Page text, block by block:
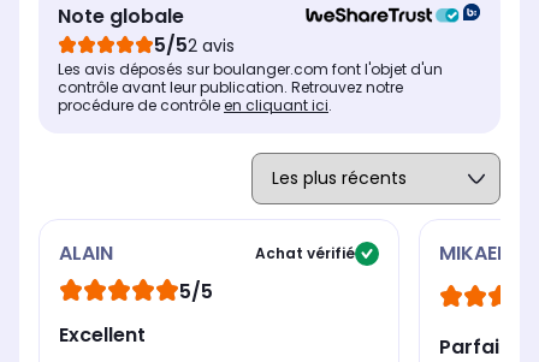
Note globale
5/52 avis
Les avis déposés sur boulanger.com font l'objet d'un
contrôle avant leur publication. Retrouvez notre
procédure de contrôleen cliquant ici.
ALAIN Achat vérifié
5/5
Excellent
MIKAEL
Parfait